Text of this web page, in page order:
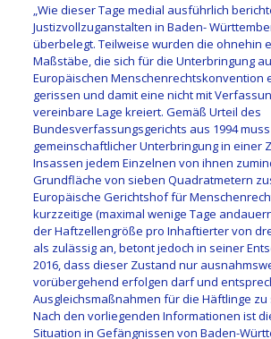
„Wie dieser Tage medial ausführlich
Justizvollzuganstalten in Baden-
überbelegt. Teilweise wurden die ohnehin
Maßstäbe, die sich für die Unterbringung
Europäischen Menschenrechtskonvention
gerissen und damit eine nicht mit
vereinbare Lage kreiert. Gemäß Urteil des
Bundesverfassungsgerichts aus 1994
gemeinschaftlicher Unterbringung in einer
Insassen jedem Einzelnen von ihnen
Grundfläche von sieben Quadratmetern
Europäische Gerichtshof für
kurzzeitige (maximal wenige Tage
der Haftzellengröße pro Inhaftierter von
als zulässig an, betont jedoch in seiner
2016, dass dieser Zustand nur
vorübergehend erfolgen darf und
Ausgleichsmaßnahmen für die Häftlinge
Nach den vorliegenden Informationen ist
Situation in Gefängnissen von Baden-